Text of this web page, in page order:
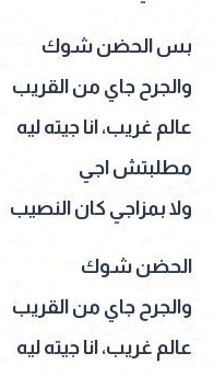
بس الحضن شوك
والجرح جاي من القريب
عالم غريب، انا جيته ليه
مطلبتش اجي
ولا بمزاجي كان النصيب
الحضن شوك
والجرح جاي من القريب
عالم غريب، انا جيته ليه